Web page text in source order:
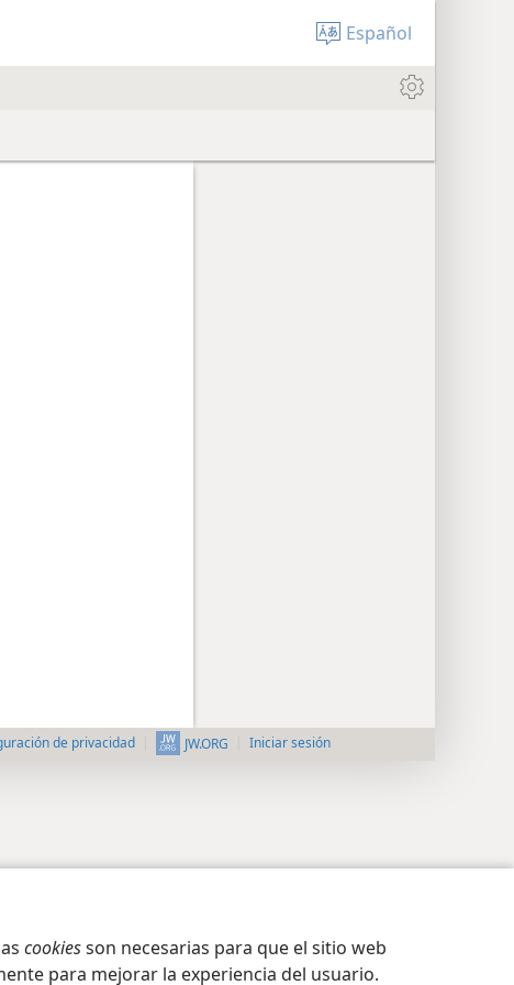
cookiesson necesarias para que el sitio web
para mejorar la experiencia del usuario.
Español
de privacidad JW.ORG Iniciar sesión